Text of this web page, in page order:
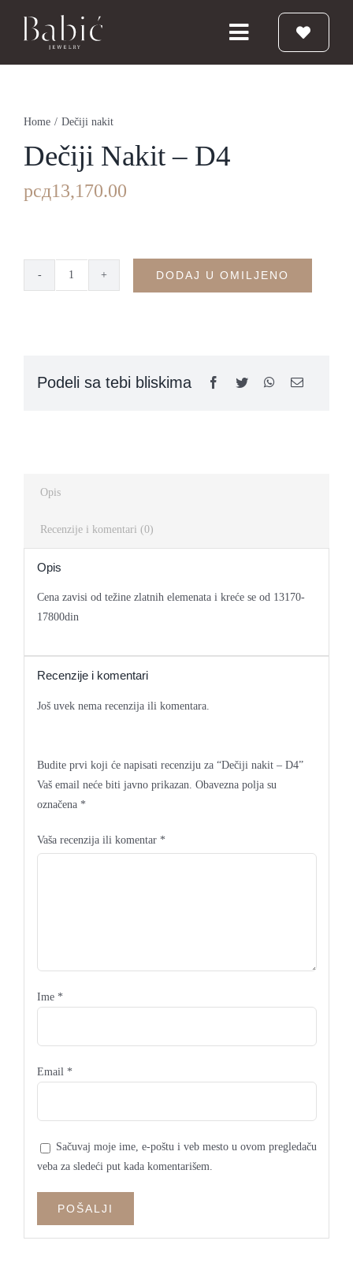
Toggle
Navigation
Prstenje
Home / Dečiji nakit
Dečiji Nakit – D4
рсд13,170.00
DODAJ U OMILJENO
Podeli sa tebi bliskima
Opis
Recenzije i komentari (0)
Opis
Cena zavisi od težine zlatnih elemenata i kreće se od 13170-
17800din
Recenzije i komentari
Još uvek nema recenzija ili komentara.
Budite prvi koji će napisati recenziju za “Dečiji nakit – D4”
Vaš email neće biti javno prikazan. Obavezna polja su
označena *
Vaša recenzija ili komentar *
Ime *
Email *
Sačuvaj moje ime, e-poštu i veb mesto u ovom pregledaču
veba za sledeći put kada komentarišem.